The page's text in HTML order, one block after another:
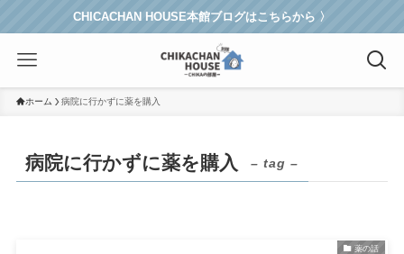
CHICACHAN HOUSE本館ブログはこちらから 〉
ホーム 病院に行かずに薬を購入
病院に行かずに薬を購入 – tag –
薬の話